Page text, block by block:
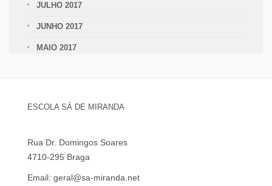
JULHO 2017
JUNHO 2017
MAIO 2017
ESCOLA SÁ DE MIRANDA
Rua Dr. Domingos Soares
4710-295 Braga
Email: geral@sa-miranda.net